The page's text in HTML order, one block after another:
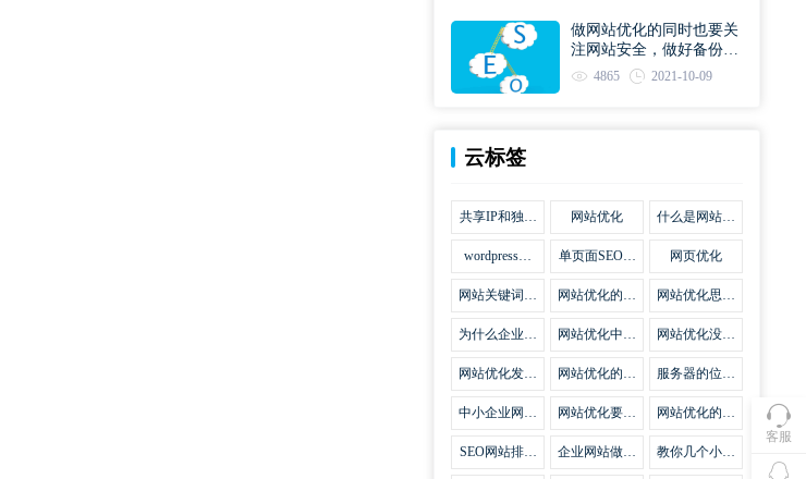
做网站优化的同时也要关
注网站安全，做好备份工
作 4865 2021-10-09
云标签
共享IP和独立
网站优化
什么是网站优
wordpress网
集插件
单页面SEO网
网页优化
网站关键词优
么
网站优化的误
网站优化思路
要
为什么企业网
网站SEO优
网站优化中关
干问题
网站优化没有
味道
网站优化发挥
网站优化的费
服务器的位置
影响
中小企业网站
法
网站优化要不
网站优化的逆
SEO网站排名
企业网站做好
教你几个小技
客服